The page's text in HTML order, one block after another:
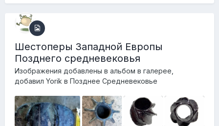
Шестоперы Западной Европы
Позднего средневековья
Изображения добавлены в альбом в галерее,
добавил Yorik в Позднее Средневековье